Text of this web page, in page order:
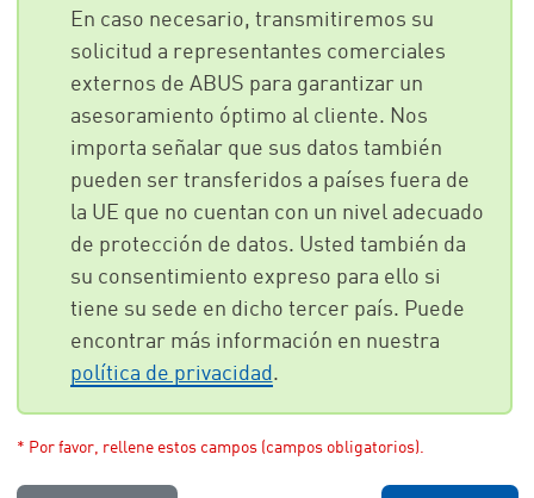
En caso necesario, transmitiremos su
solicitud a representantes comerciales
externos de ABUS para garantizar un
asesoramiento óptimo al cliente. Nos
importa señalar que sus datos también
pueden ser transferidos a países fuera de
la UE que no cuentan con un nivel adecuado
de protección de datos. Usted también da
su consentimiento expreso para ello si
tiene su sede en dicho tercer país. Puede
encontrar más información en nuestra
política de privacidad .
* Por favor, rellene estos campos (campos obligatorios).